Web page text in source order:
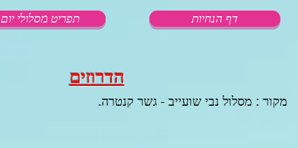
תפריט מסלולי יום דף הנחיות
הדרוזים
מקור : מסלול נבי שועייב - גשר קנטרה.